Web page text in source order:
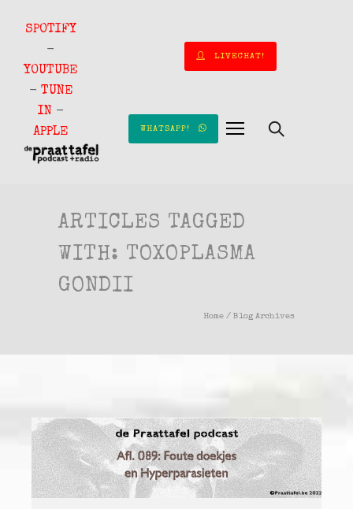
SPOTIFY
-
YOUTUBE
- TUNE
IN -
APPLE
LIVECHAT!
WHATSAPP!
ARTICLES TAGGED
WITH: TOXOPLASMA
GONDII
Home / Blog Archives